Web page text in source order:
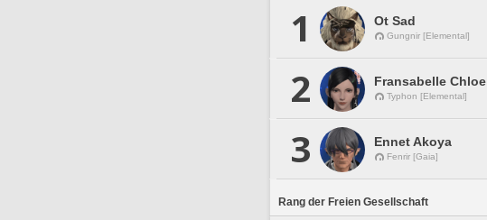
1 Ot Sad
Gungnir [Elemental]
2 Fransabelle Chloe
Typhon [Elemental]
3 Ennet Akoya
Fenrir [Gaia]
Rang der Freien Gesellschaft